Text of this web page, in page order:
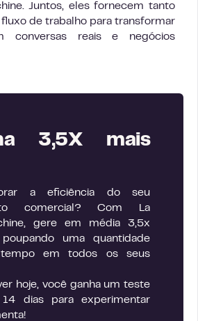
Juntos, eles fornecem tanto
de trabalho para transformar
conversas reais e negócios
3,5X mais
a eficiência do seu
comercial? Com La
gere em média 3,5x
uma quantidade
em todos os seus
hoje, você ganha um teste
dias para experimentar